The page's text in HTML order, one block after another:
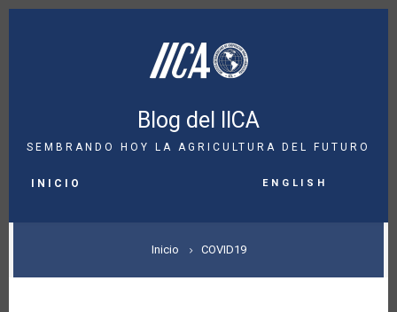
Pasar
Blog del IICA
SEMBRANDO HOY LA AGRICULTURA DEL FUTURO
NAVIGATION
INICIO English
SOBRESCRIBIR
ENLACES
Inicio COVID19